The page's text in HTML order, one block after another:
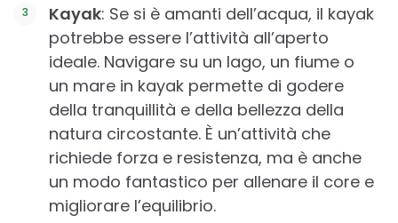
Kayak: Se si è amanti dell’acqua, il kayak
potrebbe essere l’attività all’aperto
ideale. Navigare su un lago, un fiume o
un mare in kayak permette di godere
della tranquillità e della bellezza della
natura circostante. È un’attività che
richiede forza e resistenza, ma è anche
un modo fantastico per allenare il core e
migliorare l’equilibrio.